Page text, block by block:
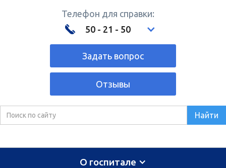
Телефон для справки:
50 - 21 - 50
Задать вопрос
Отзывы
О госпитале